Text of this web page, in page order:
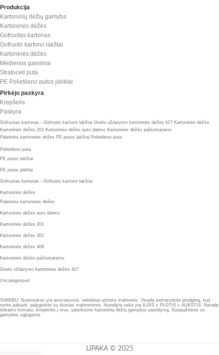
Produkcija
Kartoninių dėžių gamyba
Kartoninės dėžės
Gofruotas kartonas
Gofruoto kartono lakštai
Kartoninės dėžės
Medienos gaminiai
Stratocell puta
PE Polietileno putos įdėklai
Pirkėjo paskyra
Krepšelis
Paskyra
Gofruotas kartonas - Gofruoto kartono lakštai Greito uždarymo kartoninės dėžės 427 Kartoninės dėžės
Kartoninės dėžės 201 Kartoninės dėžės auto dalims Kartoninės dėžės paštomatams
Paletinės kartoninės dėžės PE putos lakštai Polietileno puta
Polietileno puta
PE putos lakštai
PE putos įdėklai
Gofruotas kartonas - Gofruoto kartono lakštai
Kartoninės dėžės
Paletinės kartoninės dėžės
Kartoninės dėžės auto dalims
Kartoninės dėžės 201
Kartoninės dėžės 301
Kartoninės dėžės 409
Kartoninės dėžės paštomatams
Greito uždarymo kartoninės dėžės 427
Uncategorized
SVARBU: Nuotraukos yra asociatyvios, nebūtinai atitinka matmenis. Visada pamatuokite produktą, kurį
norite pakuoti, palyginkite su duotais matmenimis. Nurodyta seka yra ILGIS x PLOTIS x AUKŠTIS. Neradę
tinkamo formato, kreipkitės į mus, pateiksime kartoninių dėžių gamybos pasiūlymą. Susipažinkite su
gamybos sąlygomis
LIPAKA © 2025